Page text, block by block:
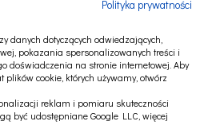
polskiego lnu – wyjątkowej tkaniny cenionej
charakter.
oraz autentycznym wyglądem. To
naturalne rozwiązania i wysoką jakość
doskonale wpisuje się w estetykę
spójne i harmonijne aranżacje pokoju
Polityka prywatności
danych dotyczących odwiedzających,
pokazania spersonalizowanych treści i
doświadczenia na stronie internetowej. Aby
cookie, których używamy, otwórz
reklam i pomiaru skuteczności
być udostępniane Google LLC, więcej